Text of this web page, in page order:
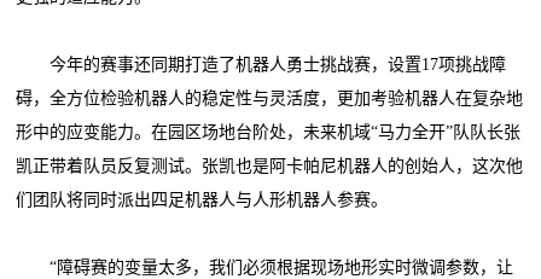
今年的赛事还同期打造了机器人勇士挑战赛，设置17项挑战障
碍，全方位检验机器人的稳定性与灵活度，更加考验机器人在复杂地
形中的应变能力。在园区场地台阶处，未来机域“马力全开”队队长张
凯正带着队员反复测试。张凯也是阿卡帕尼机器人的创始人，这次他
们团队将同时派出四足机器人与人形机器人参赛。
“障碍赛的变量太多，我们必须根据现场地形实时微调参数，让